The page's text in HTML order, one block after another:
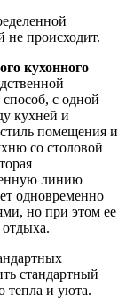
не происходит.
кухонного
с одной
кухней и
помещения и
со столовой
линию
одновременно
но при этом ее
отдыха.
стандартный
тепла и уюта.